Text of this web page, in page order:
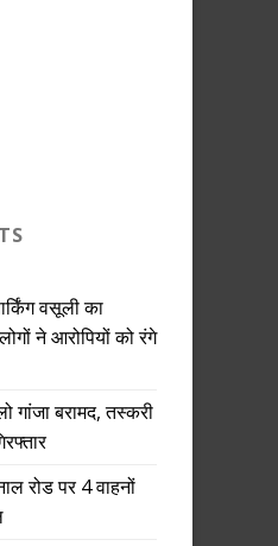
वसूली का
ने आरोपियों को रंगे
गांजा बरामद, तस्करी
रोड पर 4 वाहनों